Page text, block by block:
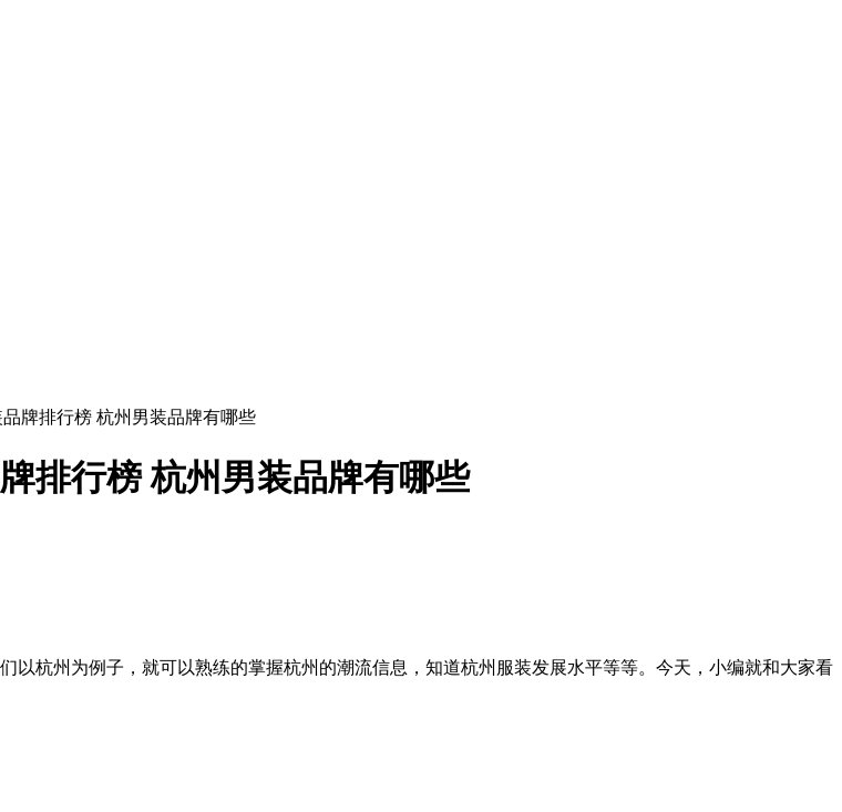
牌排行榜 杭州男装品牌有哪些
排行榜 杭州男装品牌有哪些
以杭州为例子，就可以熟练的掌握杭州的潮流信息，知道杭州服装发展水平等等。今天，小编就和大家看